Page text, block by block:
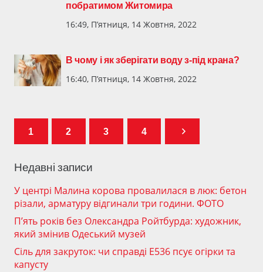
побратимом Житомира
16:49, П’ятниця, 14 Жовтня, 2022
В чому і як зберігати воду з-під крана?
16:40, П’ятниця, 14 Жовтня, 2022
1 2 3 4
Недавні записи
У центрі Малина корова провалилася в люк: бетон
різали, арматуру відгинали три години. ФОТО
П’ять років без Олександра Ройтбурда: художник,
який змінив Одеський музей
Сіль для закруток: чи справді Е536 псує огірки та
капусту